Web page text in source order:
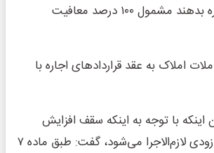
پایین درآمدی اجاره بدهند مشمول ۱۰۰ درصد معافیت
املاک به عقد قراردادهای اجاره با
اینکه با توجه به اینکه سقف افزایش
اجاره‌بها ابلاغ و به زودی لازم‌الاجرا می‌شود، گفت: طبق ماده ۷